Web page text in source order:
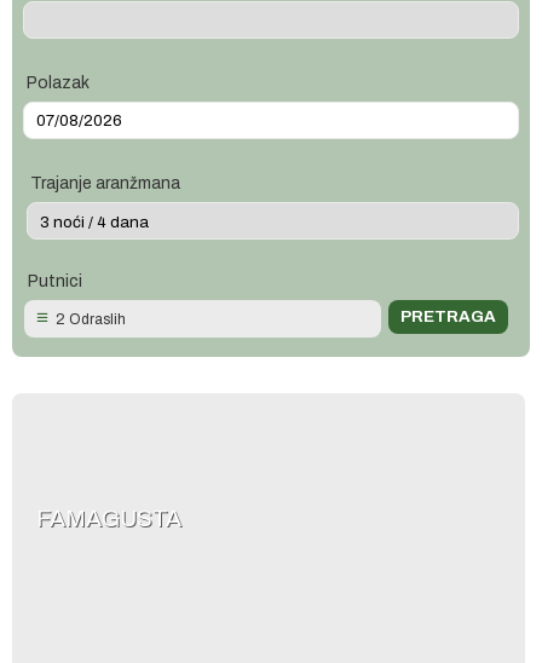
Polazak
Trajanje aranžmana
Putnici
2 Odraslih
FAMAGUSTA